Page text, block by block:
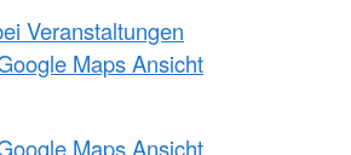
Veranstaltungen
Maps Ansicht
Maps Ansicht